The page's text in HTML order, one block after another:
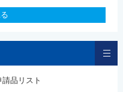
品リスト